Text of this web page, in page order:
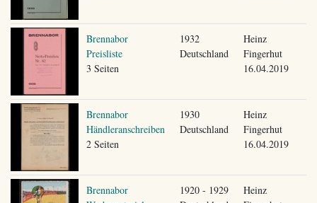
Brennabor
Preisliste
3 Seiten
1932
Deutschland
Heinz
Fingerhut
16.04.2019
Brennabor
Händleranschreiben
2 Seiten
1930
Deutschland
Heinz
Fingerhut
16.04.2019
Brennabor
1920 - 1929
Heinz